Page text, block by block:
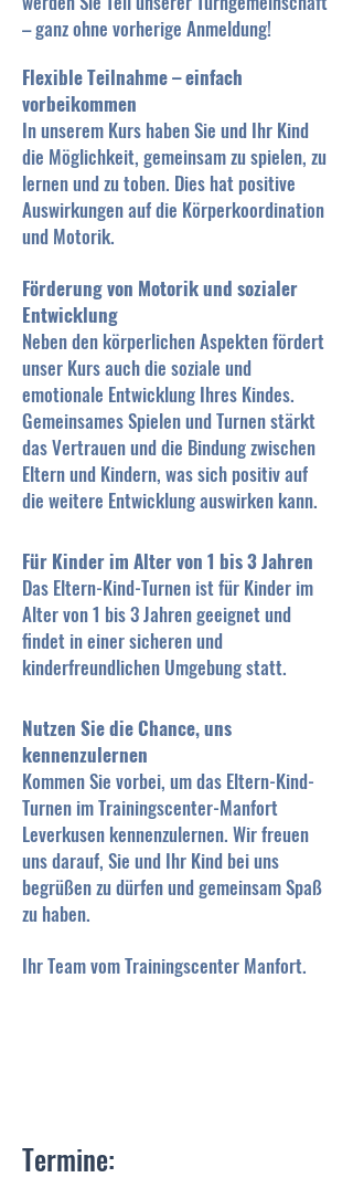
– ganz ohne vorherige Anmeldung!
Flexible Teilnahme – einfach
vorbeikommen
In unserem Kurs haben Sie und Ihr Kind
die Möglichkeit, gemeinsam zu spielen, zu
lernen und zu toben. Dies hat positive
Auswirkungen auf die Körperkoordination
und Motorik.
Förderung von Motorik und sozialer
Entwicklung
Neben den körperlichen Aspekten fördert
unser Kurs auch die soziale und
emotionale Entwicklung Ihres Kindes.
Gemeinsames Spielen und Turnen stärkt
das Vertrauen und die Bindung zwischen
Eltern und Kindern, was sich positiv auf
die weitere Entwicklung auswirken kann.
Für Kinder im Alter von 1 bis 3 Jahren
Das Eltern-Kind-Turnen ist für Kinder im
Alter von 1 bis 3 Jahren geeignet und
findet in einer sicheren und
kinderfreundlichen Umgebung statt.
Nutzen Sie die Chance, uns
kennenzulernen
Kommen Sie vorbei, um das Eltern-Kind-
Turnen im Trainingscenter-Manfort
Leverkusen kennenzulernen. Wir freuen
uns darauf, Sie und Ihr Kind bei uns
begrüßen zu dürfen und gemeinsam Spaß
zu haben.
Ihr Team vom Trainingscenter Manfort.
Termine: